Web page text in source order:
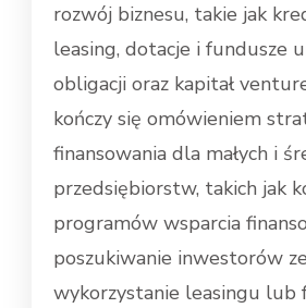
rozwój biznesu, takie jak
leasing, dotacje i fundusze
obligacji oraz kapitał
kończy się omówieniem
finansowania dla małych i
przedsiębiorstw, takich jak
programów wsparcia
poszukiwanie inwestorów
wykorzystanie leasingu lub